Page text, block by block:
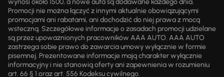
wynosi około 1500, a nowe auta są dodawane każdego dnia.
Promocji nie można łączyć z innymi aktualnie obowiązującymi
promocjami ani rabatami, ani dochodzić do niej prawa z mocą
wsteczną. Szczegółowe informacje o zasadach promocji udzielane
są przez upoważnionych pracowników AAA AUTO. AAA AUTO
zastrzega sobie prawo do zawarcia umowy wyłącznie w formie
pisemnej. Prezentowane informacje mają charakter wyłącznie
informacyjny i nie stanowią oferty ani zapewnienia w rozumieniu
art. 66 § 1 oraz art. 556 Kodeksu cywilnego.